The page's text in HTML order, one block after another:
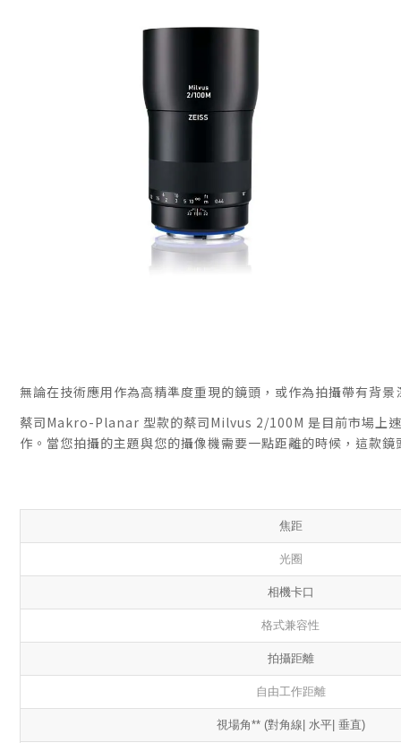
無論在技術應用作為高精準度重現的鏡頭，或作為拍攝帶有背
蔡司Makro-Planar 型款的蔡司Milvus 2/100M 是目前市場上
作。當您拍攝的主題與您的攝像機需要一點距離的時候，這款
焦距
光圈
相機卡口
格式兼容性
拍攝距離
自由工作距離
視場角** (對角線| 水平| 垂直)